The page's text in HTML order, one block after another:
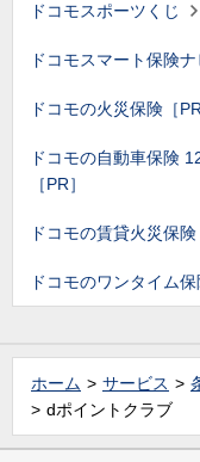
ドコモスポーツくじ
ドコモスマート保険ナ
ドコモの火災保険［PR
ドコモの自動車保険
［PR］
ドコモの賃貸火災保険
ドコモのワンタイム保
ホーム サービス
dポイントクラブ